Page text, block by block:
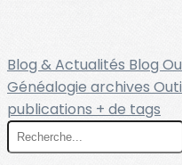
Blog & Actualités Blog
Généalogie archives
publications + de tags